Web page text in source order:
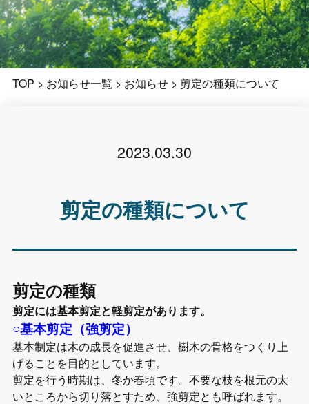
TOP > お知らせ一覧 > お知らせ> 剪定の種類について
2023.03.30
剪定の種類について
剪定の種類
剪定には基本剪定と軽剪定があります。
○基本剪定（強剪定）
基本制定は木の成長を促進させ、樹木の骨格をつくり上
げることを目的としています。
剪定を行う時期は、冬か春頃です。不要な枝を根元の太
いところから切り落とすため、強剪定とも呼ばれます。